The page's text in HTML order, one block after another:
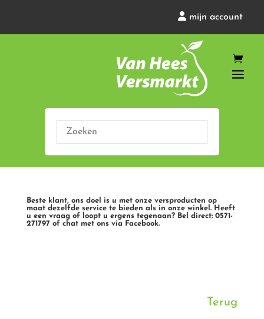
mijn account
Beste klant, ons doel is u met onze versproducten op
maat dezelfde service te bieden als in onze winkel. Heeft
u een vraag of loopt u ergens tegenaan? Bel direct: 0571-
271797 of chat met ons via Facebook.
Terug